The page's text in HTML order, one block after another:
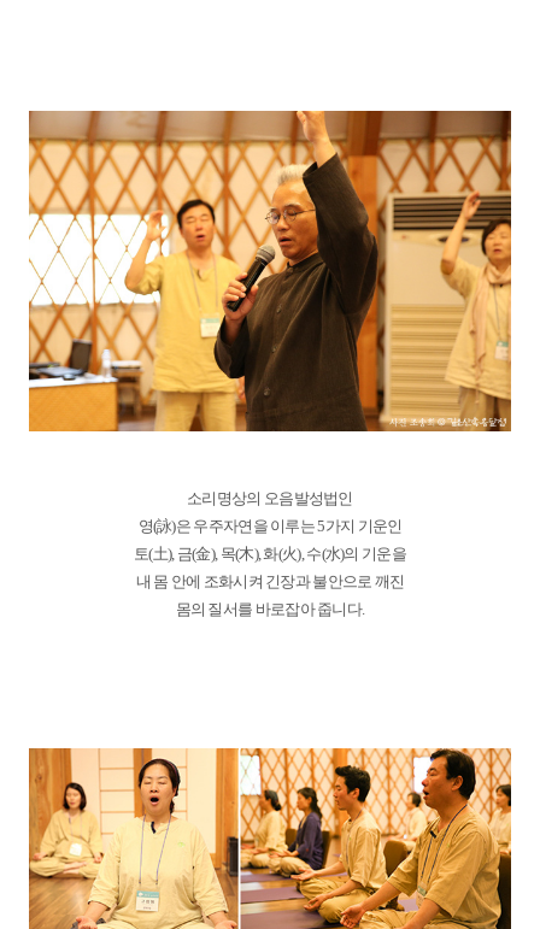
소리명상의 오음발성법인
영(詠)은 우주자연을 이루는 5가지 기운인
토(土), 금(金), 목(木), 화(火), 수(水)의 기운을
내 몸 안에 조화시켜 긴장과 불안으로 깨진
몸의 질서를 바로잡아 줍니다.